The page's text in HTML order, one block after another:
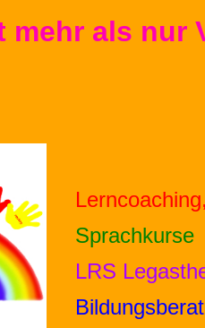
mehr als nur
Lerncoaching,
Sprachkurse
LRS
Bildungs